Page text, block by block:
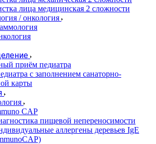
лица медицинская 2 сложности
/ онкология
приём педиатра
с заполнением санаторно-
карты
CAP
пищевой непереносимости
аллергены деревьев IgE